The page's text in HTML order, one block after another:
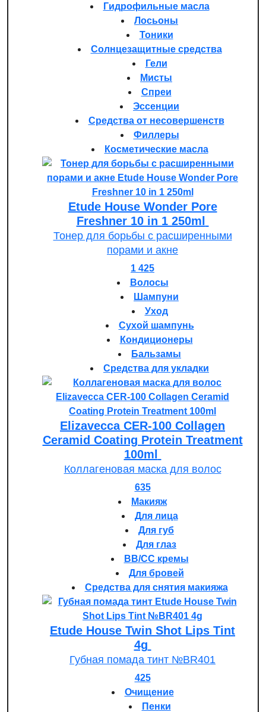
Гидрофильные масла
Лосьоны
Тоники
Солнцезащитные средства
Гели
Мисты
Спреи
Эссенции
Средства от несовершенств
Филлеры
Косметические масла
Etude House Wonder Pore
Freshner 10 in 1 250ml
Тонер для борьбы с расширенными
порами и акне
1 425
Волосы
Шампуни
Уход
Сухой шампунь
Кондиционеры
Бальзамы
Средства для укладки
Elizavecca CER-100 Collagen
Ceramid Coating Protein Treatment
100ml
Коллагеновая маска для волос
635
Макияж
Для лица
Для губ
Для глаз
BB/CC кремы
Для бровей
Средства для снятия макияжа
Etude House Twin Shot Lips Tint
4g
Губная помада тинт №BR401
425
Очищение
Пенки